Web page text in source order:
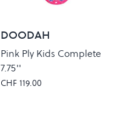
DOODAH
Pink Ply Kids Complete
7.75''
CHF 119.00